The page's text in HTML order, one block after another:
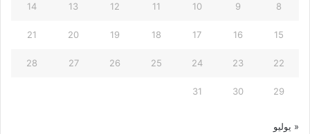
8
9
10
11
12
13
14
15
16
17
18
19
20
21
22
23
24
25
26
27
28
29
30
31
« يوليو